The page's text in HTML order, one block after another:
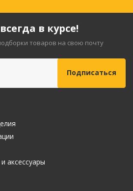
в курсе!
товаров на свою почту
аксессуары